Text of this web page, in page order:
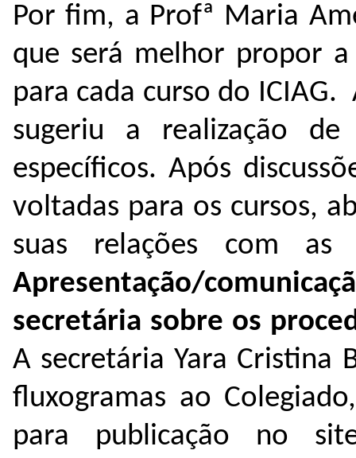
Por fim, a Profª Maria
que será melhor propor a
para cada curso do
sugeriu a realização
específicos. Após
voltadas para os cursos,
suas relações com
Apresentação/
secretária sobre os
A secretária Yara Cristina
fluxogramas ao
para publicação no